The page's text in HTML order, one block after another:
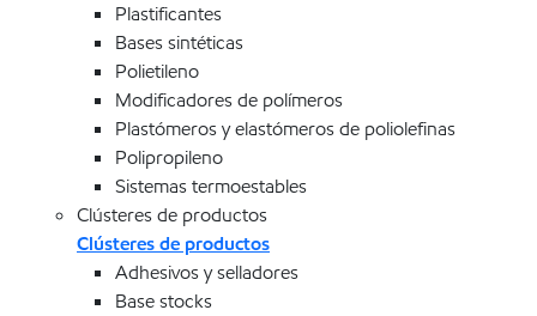
Plastificantes
Bases sintéticas
Polietileno
Modificadores de polímeros
Plastómeros y elastómeros de poliolefinas
Polipropileno
Sistemas termoestables
Clústeres de productos
Clústeres de productos
Adhesivos y selladores
Base stocks